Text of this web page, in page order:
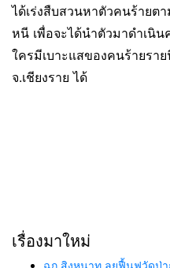
ได้เร่งสืบสวนหาตัวคนร้ายต
หนี เพื่อจะได้นำตัวมาดำเนิ
ใครมีเบาะแสของคนร้ายรา
จ.เชียงราย ได้
เรื่องมาใหม่
ฉก.สิงหนาท ลุยฟื้นฟูวัดป่า